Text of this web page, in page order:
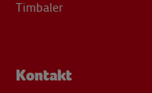
Timbaler
Kontakt